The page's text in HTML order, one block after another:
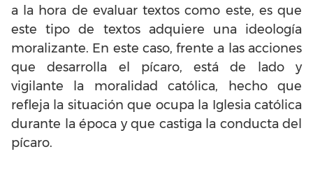
a la hora de evaluar textos como este, es que
este tipo de textos adquiere una ideología
moralizante. En este caso, frente a las acciones
que desarrolla el pícaro, está de lado y
vigilante la moralidad católica, hecho que
refleja la situación que ocupa la Iglesia católica
durante la época y que castiga la conducta del
pícaro.